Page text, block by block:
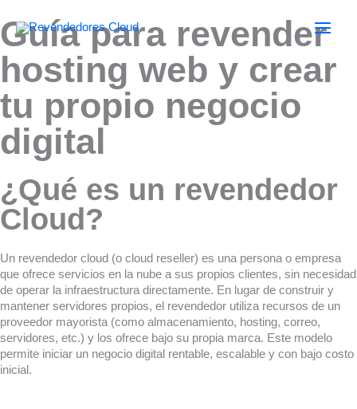
al
contenido
Guía para revender
hosting web y crear
tu propio negocio
digital
¿Qué es un revendedor
Cloud?
Un revendedor cloud (o cloud reseller) es una persona o empresa
que ofrece servicios en la nube a sus propios clientes, sin necesidad
de operar la infraestructura directamente. En lugar de construir y
mantener servidores propios, el revendedor utiliza recursos de un
proveedor mayorista (como almacenamiento, hosting, correo,
servidores, etc.) y los ofrece bajo su propia marca. Este modelo
permite iniciar un negocio digital rentable, escalable y con bajo costo
inicial.